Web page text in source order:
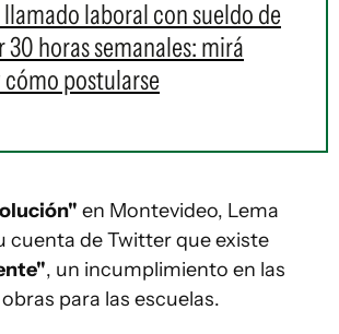
laboral con sueldo de
30 horas semanales: mirá
postularse
en Montevideo, Lema
cuenta de Twitter que existe
, un incumplimiento en las
para las escuelas.